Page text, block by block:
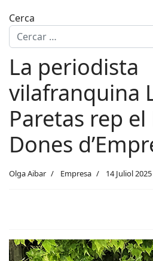
Cerca
La periodista
vilafranquina
Paretas rep
Dones
Olga Aibar Empresa 14 Juliol